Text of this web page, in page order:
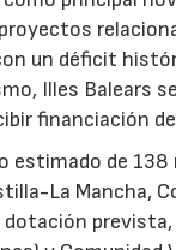
un déficit
Illes Balears
financiación
estimado de
La Mancha,